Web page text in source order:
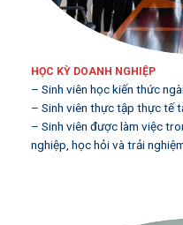
HỌC KỲ DOANH NGHIỆP
– Sinh viên học kiến thức
– Sinh viên thực tập thực tế
– Sinh viên được làm việc
nghiệp, học hỏi và trải